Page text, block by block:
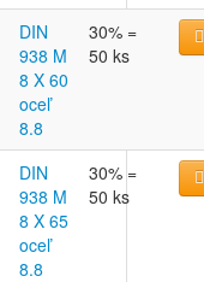
DIN
938 M
8 X 60
oceľ
8.8
30% =
50 ks
DIN
938 M
8 X 65
oceľ
8.8
30% =
50 ks